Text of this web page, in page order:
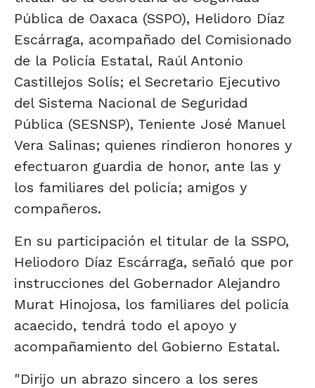
Pública de Oaxaca (SSPO), Helidoro Díaz
Escárraga, acompañado del Comisionado
de la Policía Estatal, Raúl Antonio
Castillejos Solís; el Secretario Ejecutivo
del Sistema Nacional de Seguridad
Pública (SESNSP), Teniente José Manuel
Vera Salinas; quienes rindieron honores y
efectuaron guardia de honor, ante las y
los familiares del policía; amigos y
compañeros.
En su participación el titular de la SSPO,
Heliodoro Díaz Escárraga, señaló que por
instrucciones del Gobernador Alejandro
Murat Hinojosa, los familiares del policía
acaecido, tendrá todo el apoyo y
acompañamiento del Gobierno Estatal.
"Dirijo un abrazo sincero a los seres